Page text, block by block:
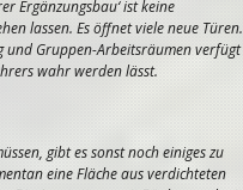
Ergänzungsbau‘ ist keine
lassen. Es öffnet viele neue Türen.
und Gruppen-Arbeitsräumen verfügt
wahr werden lässt.
gibt es sonst noch einiges zu
eine Fläche aus verdichteten